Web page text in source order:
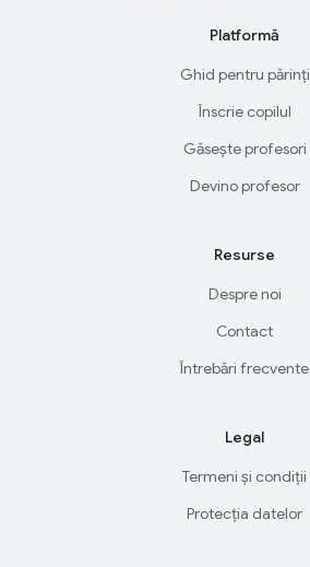
Platformă
Ghid pentru părinți
Înscrie copilul
Găsește profesori
Devino profesor
Resurse
Despre noi
Contact
Întrebări frecvente
Legal
Termeni și condiții
Protecția datelor